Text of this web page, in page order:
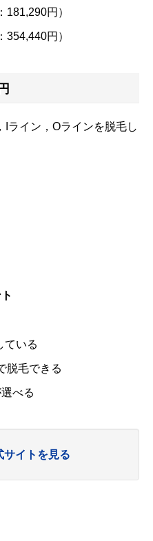
円）
円）
Iライン，Oラインを脱毛し
ている
脱毛できる
べる
サイトを見る